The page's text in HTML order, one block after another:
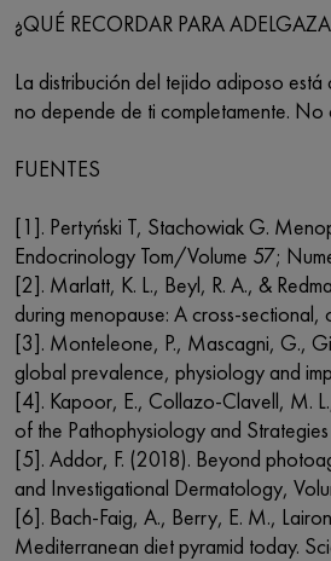
¿QUÉ RECORDAR PARA
La distribución del tejido adiposo
no depende de ti completamente.
FUENTES
[1]. Pertyński T, Stachowiak G.
Endocrinology Tom/Volume 57;
[2]. Marlatt, K. L., Beyl, R. A., &
during menopause: A cross-
[3]. Monteleone, P., Mascagni, G.,
global prevalence, physiology and
[4]. Kapoor, E., Collazo-Clavell, M.
of the Pathophysiology and
[5]. Addor, F. (2018). Beyond
and Investigational Dermatology,
[6]. Bach-Faig, A., Berry, E. M.,
Mediterranean diet pyramid today.